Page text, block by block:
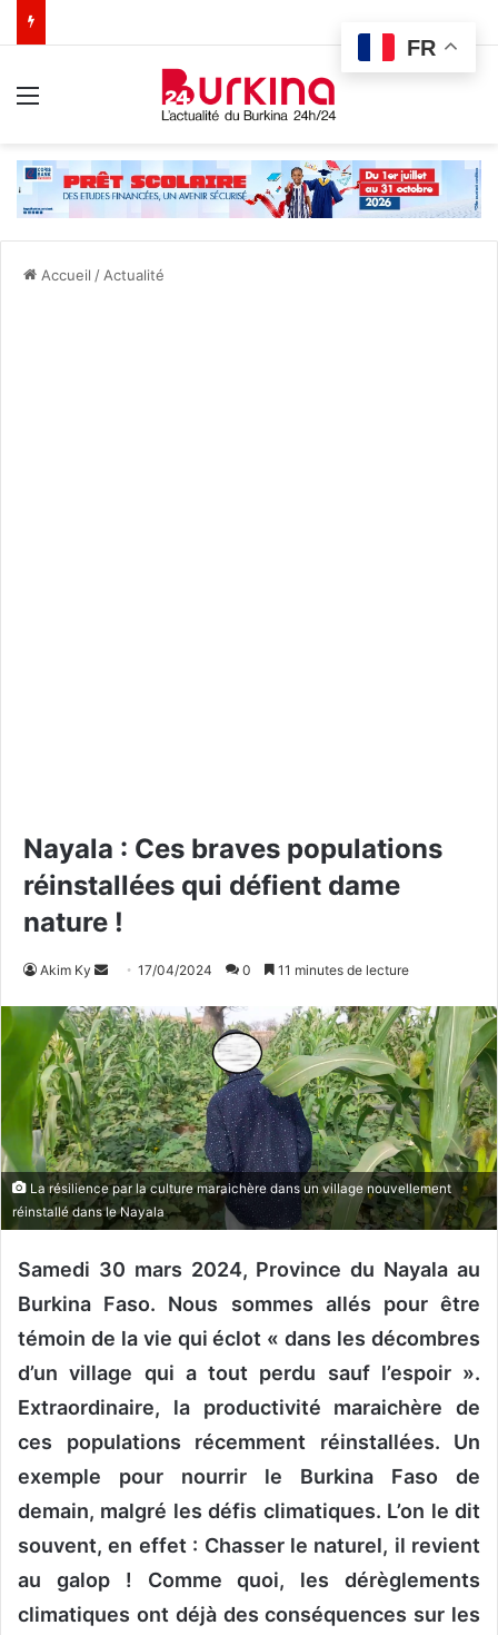
Accueil / Actualité
Nayala : Ces braves populations
réinstallées qui défient dame
nature !
Akim Ky
v
o
y
e
r
u
n
c
u
i
e
17/04/2024 0 11 minutes de lecture
La résilience par la culture maraichère dans un village nouvellement
réinstallé dans le Nayala
Samedi 30 mars 2024, Province du Nayala au
Burkina Faso. Nous sommes allés pour être
témoin de la vie qui éclot « dans les décombres
d’un village qui a tout perdu sauf l’espoir ».
Extraordinaire, la productivité maraichère de
ces populations récemment réinstallées. Un
exemple pour nourrir le Burkina Faso de
demain, malgré les défis climatiques. L’on le dit
souvent, en effet : Chasser le naturel, il revient
au galop ! Comme quoi, les dérèglements
climatiques ont déjà des conséquences sur les
FR